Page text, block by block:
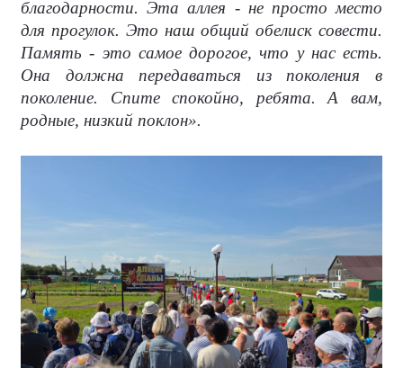
благодарности. Эта аллея - не просто место
для прогулок. Это наш общий обелиск совести.
Память - это самое дорогое, что у нас есть.
Она должна передаваться из поколения в
поколение. Спите спокойно, ребята. А вам,
родные, низкий поклон».